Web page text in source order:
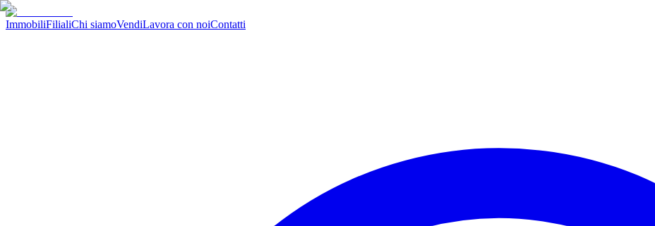
ImmobiliFilialiChi siamoVendiLavora con noiContatti